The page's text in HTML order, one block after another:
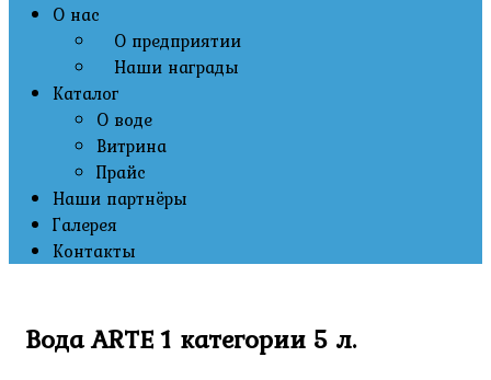
О нас
О предприятии
Наши награды
Каталог
О воде
Витрина
Прайс
Наши партнёры
Галерея
Контакты
Вода ARTE 1 категории 5 л.